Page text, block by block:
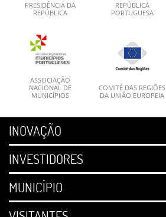
PRESIDÊNCIA DA
REPÚBLICA
REPÚBLICA
PORTUGUESA
ASSOCIAÇÃO
NACIONAL DE
MUNICÍPIOS
COMITÉ DAS REGIÕES
DA UNIÃO EUROPEIA
INOVAÇÃO
INVESTIDORES
MUNICÍPIO